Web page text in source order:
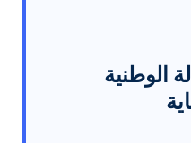
الوطنية